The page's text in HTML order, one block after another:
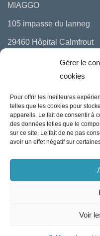
Gérer le
cookies
Pour offrir les meilleures
telles que les cookies pour
appareils. Le fait de consentir à
des données telles que le
sur ce site. Le fait de ne pas
avoir un effet négatif sur
Voir
MIAGGO
105 impasse du lanneg
29460 Hôpital Calmfrout
06 10 29 97 00
mail : bonjour(a)miaggo.fr
Politique de cookies (UE)
Politique de
Mentions légales
Conditions générales de